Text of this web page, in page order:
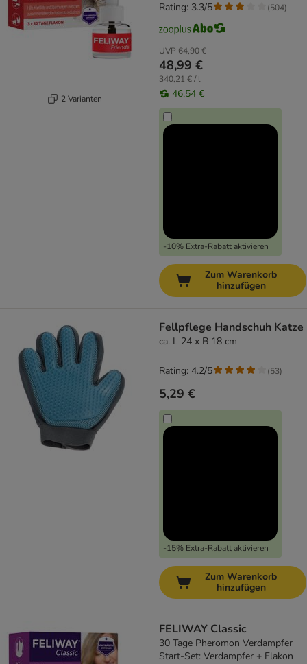
2 Varianten
UVP 64,90 €
48,99 €
340,21 € / l
46,54 €
-10% Extra-Rabatt aktivieren
Rating: 3.3/5 (504)
Zum Warenkorb
hinzufügen
Fellpflege Handschuh Katze
ca. L 24 x B 18 cm
5,29 €
-15% Extra-Rabatt aktivieren
Rating: 4.2/5 (53)
Zum Warenkorb
hinzufügen
FELIWAY Classic
30 Tage Pheromon Verdampfer
Start-Set: Verdampfer + Flakon